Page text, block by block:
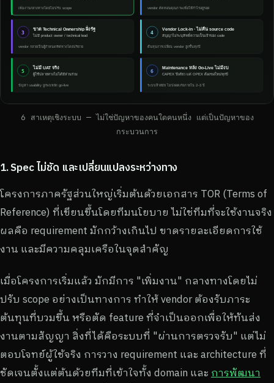
6 สาเหตุเชิงระบบ — ไม่ใช่ปัญหาของคนใดคนหนึ่ง แต่เป็นปัญหาของ
กระบวนการ
1. Spec ไม่ชัด และเปลี่ยนแปลงระหว่างทาง
โครงการภาครัฐส่วนใหญ่เริ่มต้นด้วยเอกสาร TOR (Terms of
Reference) ที่เขียนขึ้นโดยทีมนโยบาย ไม่ใช่ทีมที่จะใช้งานจริง
ผลคือ requirement มักกว้างเกินไป ขาดรายละเอียดการใช้
งาน และมีความคลุมเครือในจุดสำคัญ
เมื่อโครงการเริ่มแล้ว มักมีการ "เพิ่มงาน" กลางทางโดยไม่
ปรับ scope อย่างเป็นทางการ ทำให้ vendor ต้องรับภาระ
ต้นทุนที่บวมขึ้น หรือตัด feature ที่จำเป็นออกเพื่อให้ทันส่ง
งานตามสัญญา สิ่งที่ได้คือระบบที่ "ผ่านการตรวจรับ" แต่ไม่
ตอบโจทย์ผู้ใช้จริง การวาง requirement และ architecture ที่
ชัดเจนตั้งแต่ต้นด้วยทีมที่เข้าใจทั้ง domain และ การพัฒนา